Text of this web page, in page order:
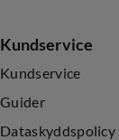
Kundservice
Kundservice
Guider
Dataskyddspolicy